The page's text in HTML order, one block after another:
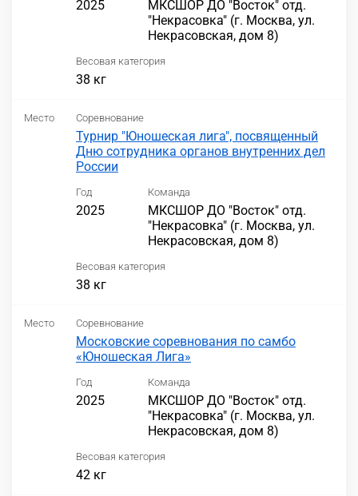
2025
МКСШОР ДО "Восток" отд.
"Некрасовка" (г. Москва, ул.
Некрасовская, дом 8)
Весовая категория
38 кг
Место Соревнование
Турнир "Юношеская лига", посвященный
Дню сотрудника органов внутренних дел
России
Год
2025
Команда
МКСШОР ДО "Восток" отд.
"Некрасовка" (г. Москва, ул.
Некрасовская, дом 8)
Весовая категория
38 кг
Место Соревнование
Московские соревнования по самбо
«Юношеская Лига»
Год
2025
Команда
МКСШОР ДО "Восток" отд.
"Некрасовка" (г. Москва, ул.
Некрасовская, дом 8)
Весовая категория
42 кг